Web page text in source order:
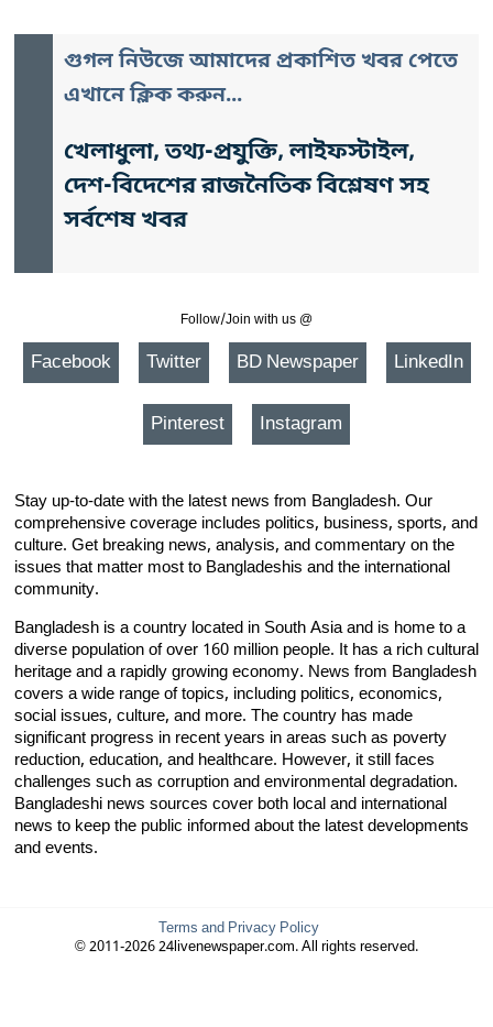
গুগল নিউজে আমাদের প্রকাশিত খবর পেতে
এখানে ক্লিক করুন...
খেলাধুলা, তথ্য-প্রযুক্তি, লাইফস্টাইল,
দেশ-বিদেশের রাজনৈতিক বিশ্লেষণ সহ
সর্বশেষ খবর
Follow/Join with us @
Facebook Twitter BD Newspaper LinkedIn
Pinterest Instagram
Stay up-to-date with the latest news from Bangladesh. Our
comprehensive coverage includes politics, business, sports, and
culture. Get breaking news, analysis, and commentary on the
issues that matter most to Bangladeshis and the international
community.
Bangladesh is a country located in South Asia and is home to a
diverse population of over 160 million people. It has a rich cultural
heritage and a rapidly growing economy. News from Bangladesh
covers a wide range of topics, including politics, economics,
social issues, culture, and more. The country has made
significant progress in recent years in areas such as poverty
reduction, education, and healthcare. However, it still faces
challenges such as corruption and environmental degradation.
Bangladeshi news sources cover both local and international
news to keep the public informed about the latest developments
and events.
Terms and Privacy Policy
© 2011-2026 24livenewspaper.com. All rights reserved.